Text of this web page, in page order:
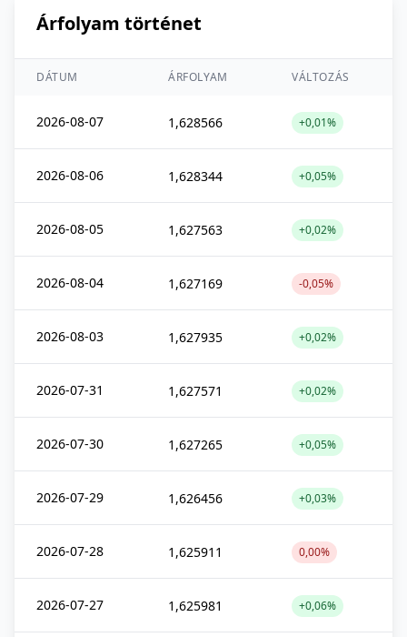
Árfolyam történet
DÁTUM ÁRFOLYAM VÁLTOZÁS
2026-08-07 1,628566 +0,01%
2026-08-06 1,628344 +0,05%
2026-08-05 1,627563 +0,02%
2026-08-04 1,627169 -0,05%
2026-08-03 1,627935 +0,02%
2026-07-31 1,627571 +0,02%
2026-07-30 1,627265 +0,05%
2026-07-29 1,626456 +0,03%
2026-07-28 1,625911 0,00%
2026-07-27 1,625981 +0,06%